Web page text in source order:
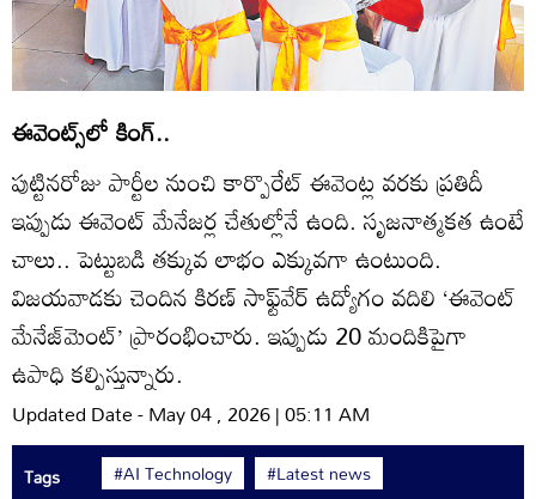
ఈవెంట్స్‌లో కింగ్‌..
పుట్టినరోజు పార్టీల నుంచి కార్పొరేట్‌ ఈవెంట్ల వరకు ప్రతిదీ
ఇప్పుడు ఈవెంట్‌ మేనేజర్ల చేతుల్లోనే ఉంది. సృజనాత్మకత ఉంటే
చాలు.. పెట్టుబడి తక్కువ లాభం ఎక్కువగా ఉంటుంది.
విజయవాడకు చెందిన కిరణ్‌ సాఫ్ట్‌వేర్‌ ఉద్యోగం వదిలి ‘ఈవెంట్‌
మేనేజ్‌మెంట్‌’ ప్రారంభించారు. ఇప్పుడు 20 మందికిపైగా
ఉపాధి కల్పిస్తున్నారు.
Updated Date - May 04 , 2026 | 05:11 AM
Tags #AI Technology #Latest news